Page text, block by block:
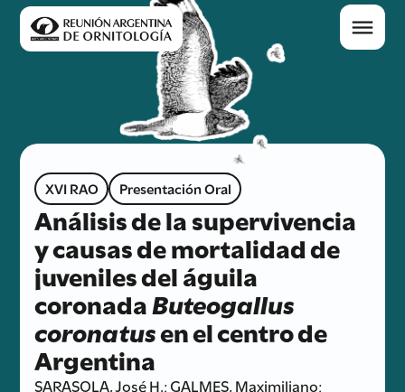
XVI RAO Presentación Oral
Análisis de la supervivencia
y causas de mortalidad de
juveniles del águila
coronadaButeogallus
coronatusen el centro de
Argentina
SARASOLA, José H.; GALMES, Maximiliano;